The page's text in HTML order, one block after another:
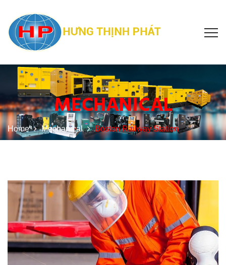
MECHANICAL
Home Mechanical Boston Railway Station